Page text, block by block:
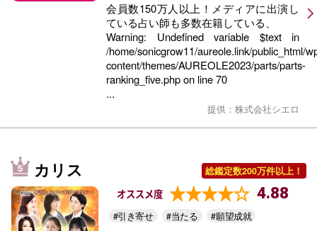
会員数150万人以上！メディアに出演し
ている占い師も多数在籍している、
Warning: Undefined variable $text in
/home/sonicgrow11/aureole.link/public_html/
content/themes/AUREOLE2023/parts/parts-
ranking_five.phpon line70
...
提供：株式会社シエロ
カリス 総鑑定数200万件以上！
オススメ度 4.88
#引き寄せ #当たる #願望成就